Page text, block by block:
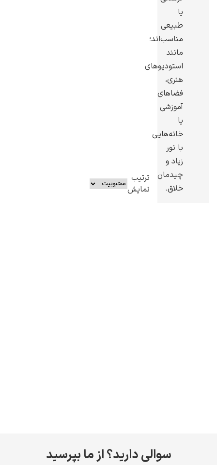
یا
طبیعی
مناسب‌اند؛
مانند
استودیوهای
هنری،
فضاهای
آموزشی
یا
خانه‌هایی
با نور
زیاد و
چیدمان
خلاق.
ترتیب
نمایش
سوالی دارید؟ از ما بپرسید